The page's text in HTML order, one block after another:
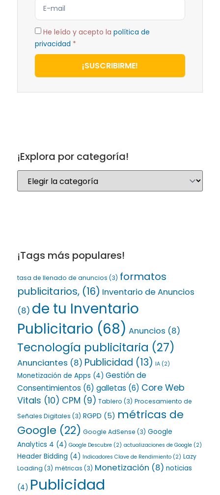
He leído y acepto la política de
privacidad *
¡SUSCRIBIRME!
¡Explora por categoría!
¡Tags más populares!
tasa de llenado de anuncios (3) formatos
publicitarios, (16) Inventario de Anuncios
(8) de tu Inventario
Publicitario (68) Anuncios (8)
Tecnología publicitaria (27)
Anunciantes (8) Publicidad (13) IA (2)
Monetización de Apps (4) Gestión de
Consentimientos (6) galletas (6) Core Web
Vitals (10) CPM (9) Tablero (3) Procesamiento de
Señales Digitales (3) RGPD (5) métricas de
Google (22) Google AdSense (3) Google
Analytics 4 (4) Google Descubre (2) actualizaciones de Google (2)
Header Bidding (4) Indicadores Clave de Rendimiento (2) Lazy
Loading (3) métricas (3) Monetización (8) noticias
(4) Publicidad